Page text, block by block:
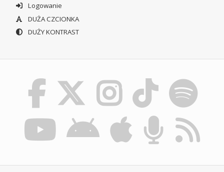
Logowanie
DUŻA CZCIONKA
DUŻY KONTRAST